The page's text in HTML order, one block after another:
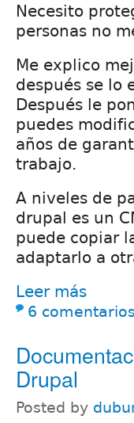
Necesito
personas no
Me explico
después se lo
Después le
puedes
años de
trabajo.
A niveles de
drupal es un
puede copiar
adaptarlo a
Leer más
6 comentarios
Drupal
Posted by